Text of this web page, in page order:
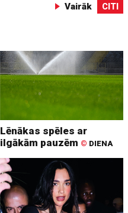
Vairāk CITI
Lēnākas spēles ar
ilgākām pauzēm © DIENA